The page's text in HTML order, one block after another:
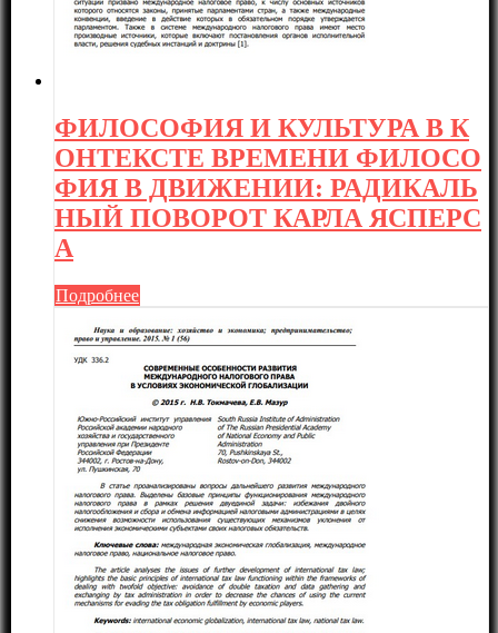
ФИЛОСОФИЯ И КУЛЬТУРА В К
ОНТЕКСТЕ ВРЕМЕНИ ФИЛОСО
ФИЯ В ДВИЖЕНИИ: РАДИКАЛЬ
НЫЙ ПОВОРОТ КАРЛА ЯСПЕРС
А
Подробнее